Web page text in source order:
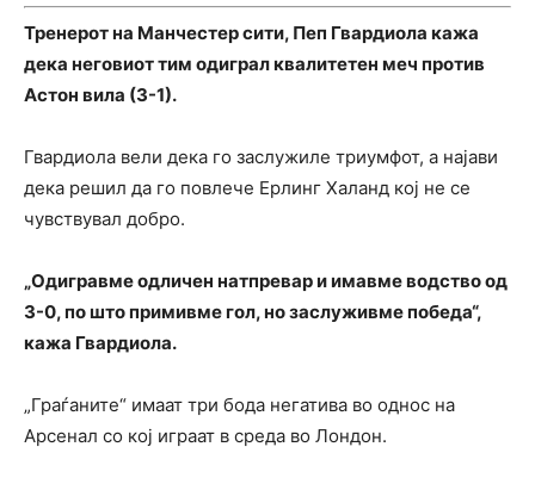
Тренерот на Манчестер сити, Пеп Гвардиола кажа
дека неговиот тим одиграл квалитетен меч против
Астон вила (3-1).
Гвардиола вели дека го заслужиле триумфот, а најави
дека решил да го повлече Ерлинг Халанд кој не се
чувствувал добро.
„Одигравме одличен натпревар и имавме водство од
3-0, по што примивме гол, но заслуживме победа“,
кажа Гвардиола.
„Граѓаните“ имаат три бода негатива во однос на
Арсенал со кој играат в среда во Лондон.